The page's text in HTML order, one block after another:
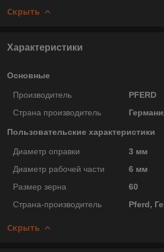
Скрыть
Характеристики
Основные
Производитель
PFERD
Страна производитель
Пользовательские характеристики
Диаметр оправки
3 мм
Диаметр рабочей части
6 мм
Размер зерна
60
Страна-производитель
Pferd,
Скрыть